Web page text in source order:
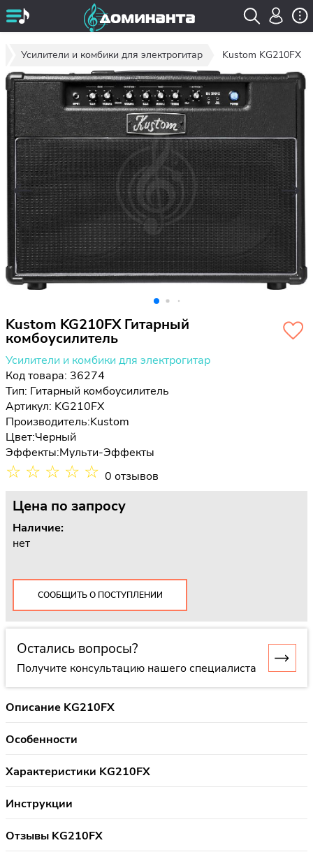
Усилители и комбики для электрогитар Kustom KG210FX
Kustom KG210FX Гитарный
комбоусилитель
Усилители и комбики для электрогитар
Код товара: 36274
Тип: Гитарный комбоусилитель
Артикул: KG210FX
Производитель:Kustom
Цвет:Черный
Эффекты:Мульти-Эффекты
☆ ☆ ☆ ☆ ☆ 0 отзывов
Цена по запросу
Наличие:
нет
СООБЩИТЬ О ПОСТУПЛЕНИИ
Остались вопросы?
Получите консультацию нашего специалиста
Описание KG210FX
Особенности
Характеристики KG210FX
Инструкции
Отзывы KG210FX